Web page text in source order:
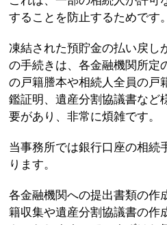
することを防止するためです。
凍結された預貯金の払い戻し
の手続きは、各金融機関所定
の戸籍謄本や相続人全員の戸
鑑証明、遺産分割協議書など
要があり、非常に煩雑です。
当事務所では銀行口座の相続
ります。
各金融機関への提出書類の作
籍収集や遺産分割協議書の作